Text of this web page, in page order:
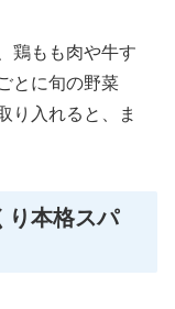
鶏もも肉や牛す
とに旬の野菜
り入れると、ま
り本格スパ